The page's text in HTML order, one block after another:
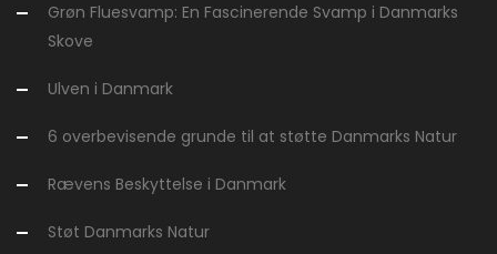
Grøn Fluesvamp: En Fascinerende Svamp i Danmarks
Skove
Ulven i Danmark
6 overbevisende grunde til at støtte Danmarks Natur
Rævens Beskyttelse i Danmark
Støt Danmarks Natur